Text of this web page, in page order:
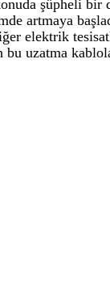
şüpheli
artmaya
elektrik
uzatma